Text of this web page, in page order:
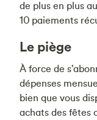
de plus en plus
10 paiements
Le piège
À force de
dépenses
bien que vous
achats des fêtes